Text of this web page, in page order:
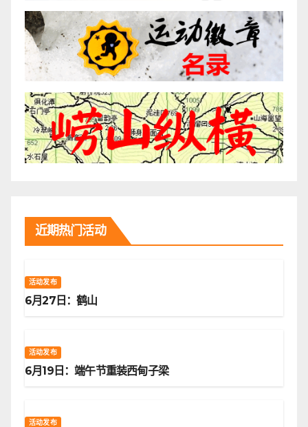
近期热门活动
活动发布
6月27日：鹤山
活动发布
6月19日：端午节重装西甸子梁
活动发布